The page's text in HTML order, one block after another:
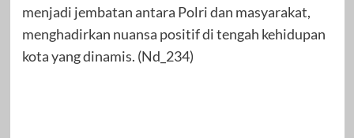
menjadi jembatan antara Polri dan masyarakat,
menghadirkan nuansa positif di tengah kehidupan
kota yang dinamis. (Nd_234)